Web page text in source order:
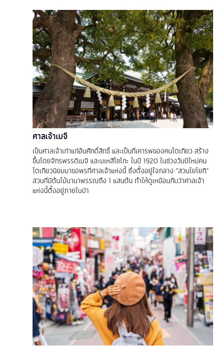
ศาลเจ้าเมจิ
เป็นศาลเจ้าเก่าแก่อันศักดิ์สิทธิ์ และเป็นที่เคารพของคนโตเกียว สร้าง
ขึ้นโดยจักรพรรดิเมจิ และมเหสีโชโกะ ในปี 1920 ในช่วงวันปีใหม่คน
โตเกียวนิยมมาขอพรที่ศาลเจ้าแห่งนี้ ซึ่งตั้งอยู่ใจกลาง “สวนโยโยกิ”
สวนที่มีต้นไม้นานาพรรณถึง 1 แสนต้น ทำให้ดูเหมือนกับว่าศาลเจ้า
แห่งนี้ตั้งอยู่ภายในป่า